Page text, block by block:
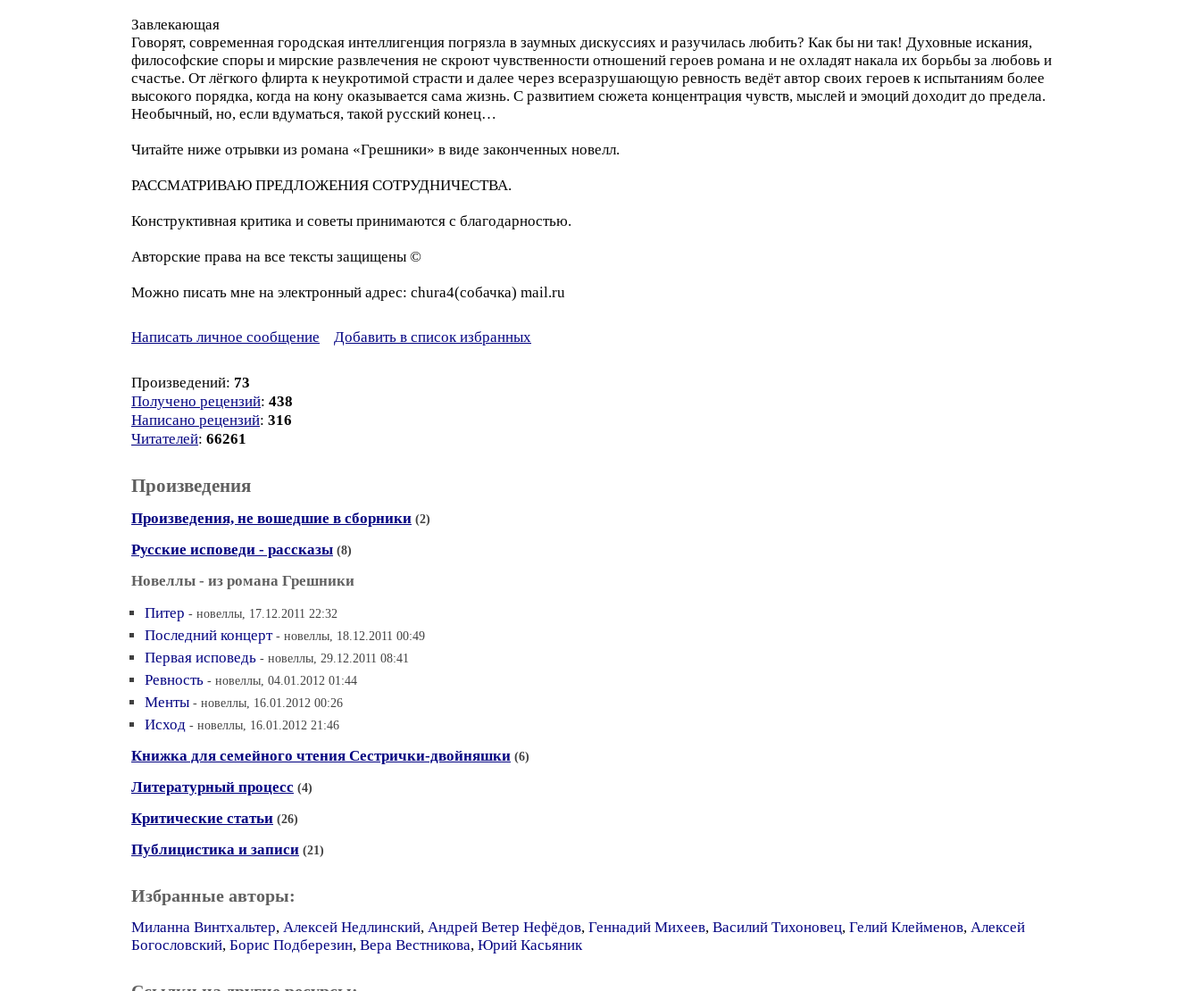
Завлекающая
Говорят, современная городская интеллигенция погрязла в заумных дискуссиях и разучилась любить? Как бы ни так! Духовные искания,
философские споры и мирские развлечения не скроют чувственности отношений героев романа и не охладят накала их борьбы за любовь и
счастье. От лёгкого флирта к неукротимой страсти и далее через всеразрушающую ревность ведёт автор своих героев к испытаниям более
высокого порядка, когда на кону оказывается сама жизнь. С развитием сюжета концентрация чувств, мыслей и эмоций доходит до предела.
Необычный, но, если вдуматься, такой русский конец…
Читайте ниже отрывки из романа «Грешники» в виде законченных новелл.
РАССМАТРИВАЮ ПРЕДЛОЖЕНИЯ СОТРУДНИЧЕСТВА.
Конструктивная критика и советы принимаются с благодарностью.
Авторские права на все тексты защищены ©
Можно писать мне на электронный адрес: chura4(собачка) mail.ru
Написать личное сообщение Добавить в список избранных
Произведений: 73
Получено рецензий: 438
Написано рецензий: 316
Читателей: 66261
Произведения
Произведения, не вошедшие в сборники (2)
Русские исповеди - рассказы (8)
Новеллы - из романа Грешники
Питер - новеллы, 17.12.2011 22:32
Последний концерт - новеллы, 18.12.2011 00:49
Первая исповедь - новеллы, 29.12.2011 08:41
Ревность - новеллы, 04.01.2012 01:44
Менты - новеллы, 16.01.2012 00:26
Исход - новеллы, 16.01.2012 21:46
Книжка для семейного чтения Сестрички-двойняшки (6)
Литературный процесс (4)
Критические статьи (26)
Публицистика и записи (21)
Избранные авторы:
Миланна Винтхальтер, Алексей Недлинский, Андрей Ветер Нефёдов, Геннадий Михеев, Василий Тихоновец, Гелий Клейменов, Алексей
Богословский, Борис Подберезин, Вера Вестникова, Юрий Касьяник